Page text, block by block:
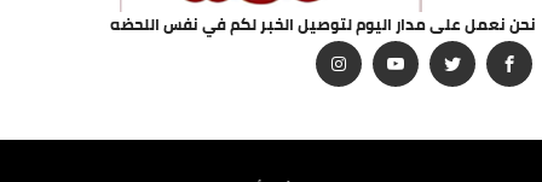
نحن نعمل على مدار اليوم لتوصيل الخبر لكم في نفس اللحضه